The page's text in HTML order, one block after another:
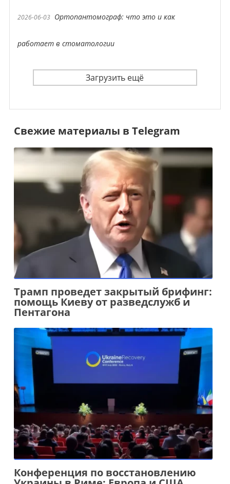
2026-06-03 Ортопантомограф: что это и как
работает в стоматологии
Загрузить ещё
Свежие материалы в Telegram
Трамп проведет закрытый брифинг:
помощь Киеву от разведслужб и
Пентагона
Конференция по восстановлению